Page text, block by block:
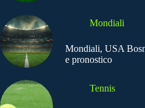
Mondiali
Mondiali, USA
e pronostico
Tennis